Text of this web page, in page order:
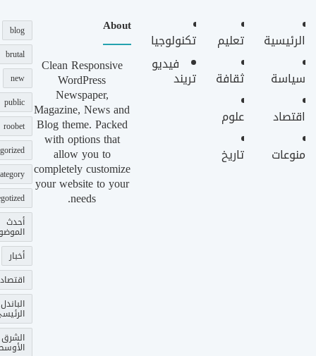
الرئيسية
سياسة
اقتصاد
منوعات
تعليم
ثقافة
علوم
تاريخ
تكنولوجيا
فيديو
تريند
About
Clean Responsive
WordPress
Newspaper,
Magazine, News and
Blog theme. Packed
with options that
allow you to
completely customize
your website to your
needs.
blog
brutal
new
public
roobet
أحدث
أخبار
اقتصاد
الباندل
الشرق